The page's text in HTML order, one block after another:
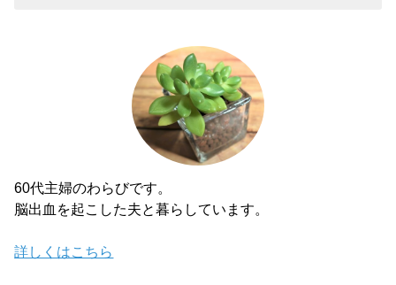
60代主婦のわらびです。
脳出血を起こした夫と暮らしています。
詳しくはこちら